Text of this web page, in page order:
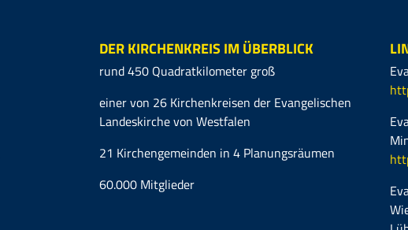
DER KIRCHENKREIS IM ÜBERBLICK
rund 450 Quadratkilometer groß
einer von 26 Kirchenkreisen der Evangelischen
Landeskirche von Westfalen
21 Kirchengemeinden in 4 Planungsräumen
60.000 Mitglieder